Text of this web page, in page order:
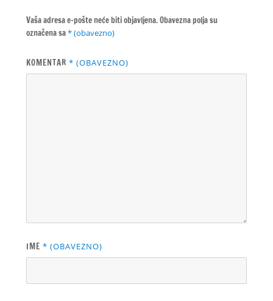
Vaša adresa e-pošte neće biti objavljena.Obavezna polja su
označena sa* (obavezno)
KOMENTAR * (OBAVEZNO)
IME * (OBAVEZNO)